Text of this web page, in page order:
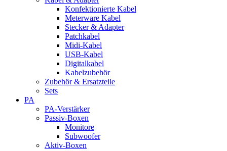
Konfektionierte Kabel
Meterware Kabel
Stecker & Adapter
Patchkabel
Midi-Kabel
USB-Kabel
Digitalkabel
Kabelzubehör
Zubehör & Ersatzteile
Sets
PA
PA-Verstärker
Passiv-Boxen
Monitore
Subwoofer
Aktiv-Boxen